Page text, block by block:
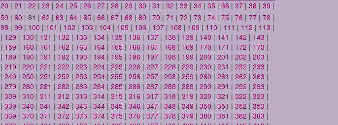
20 | 21 | 22 | 23 | 24 | 25 | 26 | 27 | 28 | 29 | 30 | 31 | 32 | 33 | 34 | 35 | 36 | 37 | 38 | 39 |
59 | 60 | 61 | 62 | 63 | 64 | 65 | 66 | 67 | 68 | 69 | 70 | 71 | 72 | 73 | 74 | 75 | 76 | 77 | 78 |
98 | 99 | 100 | 101 | 102 | 103 | 104 | 105 | 106 | 107 | 108 | 109 | 110 | 111 | 112 | 113 |
| 129 | 130 | 131 | 132 | 133 | 134 | 135 | 136 | 137 | 138 | 139 | 140 | 141 | 142 | 143 |
| 159 | 160 | 161 | 162 | 163 | 164 | 165 | 166 | 167 | 168 | 169 | 170 | 171 | 172 | 173 |
| 189 | 190 | 191 | 192 | 193 | 194 | 195 | 196 | 197 | 198 | 199 | 200 | 201 | 202 | 203 |
| 219 | 220 | 221 | 222 | 223 | 224 | 225 | 226 | 227 | 228 | 229 | 230 | 231 | 232 | 233 |
| 249 | 250 | 251 | 252 | 253 | 254 | 255 | 256 | 257 | 258 | 259 | 260 | 261 | 262 | 263 |
| 279 | 280 | 281 | 282 | 283 | 284 | 285 | 286 | 287 | 288 | 289 | 290 | 291 | 292 | 293 |
| 309 | 310 | 311 | 312 | 313 | 314 | 315 | 316 | 317 | 318 | 319 | 320 | 321 | 322 | 323 |
| 339 | 340 | 341 | 342 | 343 | 344 | 345 | 346 | 347 | 348 | 349 | 350 | 351 | 352 | 353 |
| 369 | 370 | 371 | 372 | 373 | 374 | 375 | 376 | 377 | 378 | 379 | 380 | 381 | 382 | 383 |